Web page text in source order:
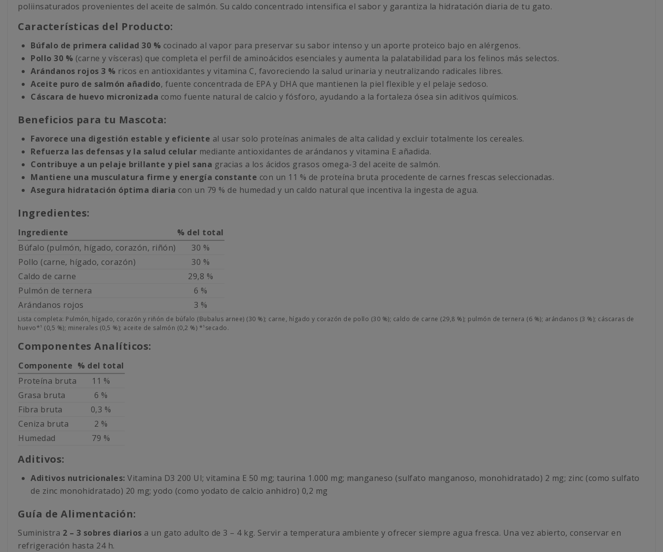
poliinsaturados provenientes del aceite de salmón. Su caldo concentrado intensifica el sabor y garantiza la hidratación diaria de tu gato.
Características del Producto:
Búfalo de primera calidad 30 % cocinado al vapor para preservar su sabor intenso y un aporte proteico bajo en alérgenos.
Pollo 30 % (carne y vísceras) que completa el perfil de aminoácidos esenciales y aumenta la palatabilidad para los felinos más selectos.
Arándanos rojos 3 % ricos en antioxidantes y vitamina C, favoreciendo la salud urinaria y neutralizando radicales libres.
Aceite puro de salmón añadido, fuente concentrada de EPA y DHA que mantienen la piel flexible y el pelaje sedoso.
Cáscara de huevo micronizada como fuente natural de calcio y fósforo, ayudando a la fortaleza ósea sin aditivos químicos.
Beneficios para tu Mascota:
Favorece una digestión estable y eficiente al usar solo proteínas animales de alta calidad y excluir totalmente los cereales.
Refuerza las defensas y la salud celular mediante antioxidantes de arándanos y vitamina E añadida.
Contribuye a un pelaje brillante y piel sana gracias a los ácidos grasos omega-3 del aceite de salmón.
Mantiene una musculatura firme y energía constante con un 11 % de proteína bruta procedente de carnes frescas seleccionadas.
Asegura hidratación óptima diaria con un 79 % de humedad y un caldo natural que incentiva la ingesta de agua.
Ingredientes:
Ingrediente
% del total
Búfalo (pulmón, hígado, corazón, riñón)
30 %
Pollo (carne, hígado, corazón)
30 %
Caldo de carne
29,8 %
Pulmón de ternera
6 %
Arándanos rojos
3 %
Lista completa: Pulmón, hígado, corazón y riñón de búfalo (Bubalus arnee) (30 %); carne, hígado y corazón de pollo (30 %); caldo de carne (29,8 %); pulmón de ternera (6 %); arándanos (3 %); cáscaras de
huevo*¹ (0,5 %); minerales (0,5 %); aceite de salmón (0,2 %) *¹secado.
Componentes Analíticos:
Componente % del total
Proteína bruta
11 %
Grasa bruta
6 %
Fibra bruta
0,3 %
Ceniza bruta
2 %
Humedad
79 %
Aditivos:
Aditivos nutricionales: Vitamina D3 200 UI; vitamina E 50 mg; taurina 1.000 mg; manganeso (sulfato manganoso, monohidratado) 2 mg; zinc (como sulfato
de zinc monohidratado) 20 mg; yodo (como yodato de calcio anhidro) 0,2 mg
Guía de Alimentación:
Suministra 2 – 3 sobres diarios a un gato adulto de 3 – 4 kg. Servir a temperatura ambiente y ofrecer siempre agua fresca. Una vez abierto, conservar en
refrigeración hasta 24 h.